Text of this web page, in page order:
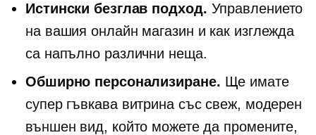
Истински безглав подход. Управлението
на вашия онлайн магазин и как изглежда
са напълно различни неща.
Обширно персонализиране. Ще имате
супер гъвкава витрина със свеж, модерен
външен вид, който можете да промените,